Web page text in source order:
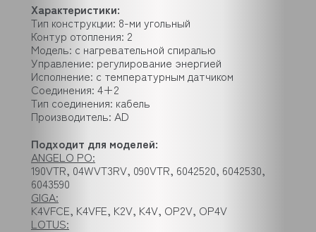
Характеристики:
Тип конструкции: 8-ми угольный
Контур отопления: 2
Модель: с нагревательной спиралью
Управление: регулирование энергией
Исполнение: с температурным датчиком
Соединения: 4+2
Тип соединения: кабель
Производитель: AD
Подходит для моделей:
ANGELO PO:
190VTR, 04WVT3RV, 090VTR, 6042520, 6042530,
6043590
GIGA:
K4VFCE, K4VFE, K2V, K4V, OP2V, OP4V
LOTUS: